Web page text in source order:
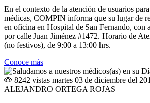
En el contexto de la atención de usuarios
médicas, COMPIN informa que su lugar de
en oficina en Hospital de San Fernando,
por calle Juan Jiménez #1472. Horario de
(no festivos), de 9:00 a 13:00 hrs.
Conoce más
8242 vistas martes 03 de diciembre del
ALEJANDRO ORTEGA ROJAS